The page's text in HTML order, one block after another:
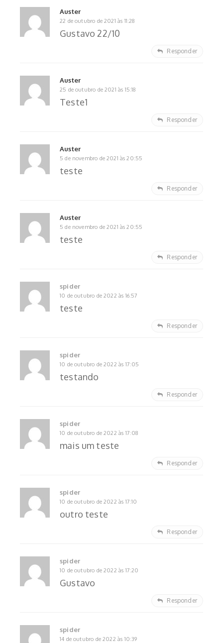
Auster
22 de outubro de 2021 às 11:28
Gustavo 22/10
Responder
Auster
25 de outubro de 2021 às 15:18
Teste1
Responder
Auster
5 de novembro de 2021 às 20:55
teste
Responder
Auster
5 de novembro de 2021 às 20:55
teste
Responder
spider
10 de outubro de 2022 às 16:57
teste
Responder
spider
10 de outubro de 2022 às 17:05
testando
Responder
spider
10 de outubro de 2022 às 17:08
mais um teste
Responder
spider
10 de outubro de 2022 às 17:10
outro teste
Responder
spider
10 de outubro de 2022 às 17:20
Gustavo
Responder
spider
14 de outubro de 2022 às 10:39